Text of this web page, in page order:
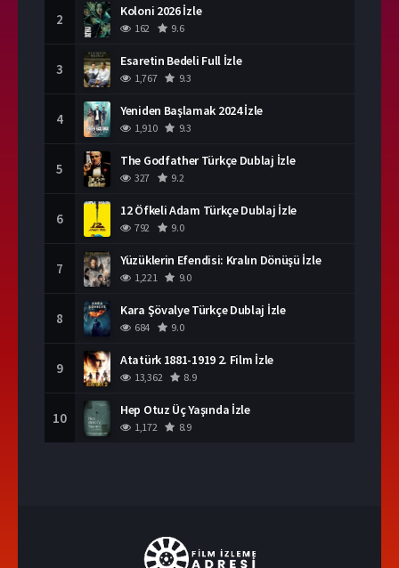
2 Koloni 2026 İzle
162 9.6
3 Esaretin Bedeli Full İzle
1,767 9.3
4 Yeniden Başlamak 2024 İzle
1,910 9.3
5 The Godfather Türkçe Dublaj İzle
327 9.2
6 12 Öfkeli Adam Türkçe Dublaj İzle
792 9.0
7 Yüzüklerin Efendisi: Kralın Dönüşü İzle
1,221 9.0
8 Kara Şövalye Türkçe Dublaj İzle
684 9.0
9 Atatürk 1881-1919 2. Film İzle
13,362 8.9
10 Hep Otuz Üç Yaşında İzle
1,172 8.9